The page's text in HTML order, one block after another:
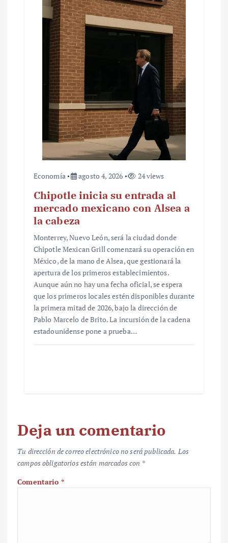
Economía agosto 4, 2026 24 views
Chipotle inicia su entrada al
mercado mexicano con Alsea a
la cabeza
Monterrey, Nuevo León, será la ciudad donde
Chipotle Mexican Grill comenzará su operación en
México, de la mano de Alsea, que gestionará la
apertura de los primeros establecimientos.
Aunque aún no hay una fecha oficial, se espera
que los primeros locales estén disponibles durante
la primera mitad de 2026, bajo la dirección de
Pablo Marcelo de Brito. La incursión de la cadena
estadounidense pone a prueba…
Deja un comentario
Tu dirección de correo electrónico no será publicada. Los
campos obligatorios están marcados con *
Comentario *